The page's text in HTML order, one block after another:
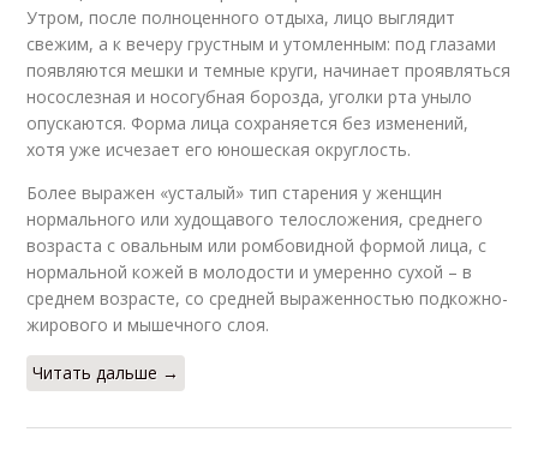
Утром, после полноценного отдыха, лицо выглядит
свежим, а к вечеру грустным и утомленным: под глазами
появляются мешки и темные круги, начинает проявляться
носослезная и носогубная борозда, уголки рта уныло
опускаются. Форма лица сохраняется без изменений,
хотя уже исчезает его юношеская округлость.
Более выражен «усталый» тип старения у женщин
нормального или худощавого телосложения, среднего
возраста с овальным или ромбовидной формой лица, с
нормальной кожей в молодости и умеренно сухой – в
среднем возрасте, со средней выраженностью подкожно-
жирового и мышечного слоя.
Читать дальше →